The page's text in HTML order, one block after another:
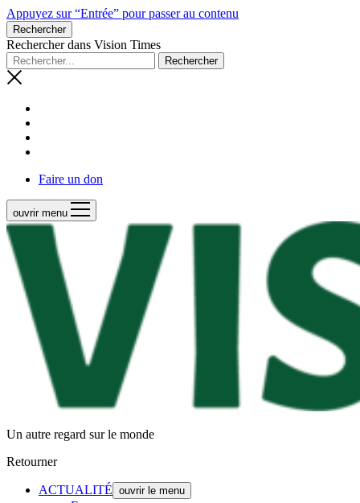
Appuyez sur “Entrée” pour passer au contenu
Rechercher
Rechercher dans Vision Times
Faire un don
ouvrir menu
Un autre regard sur le monde
Retourner
ACTUALITÉ ouvrir le menu